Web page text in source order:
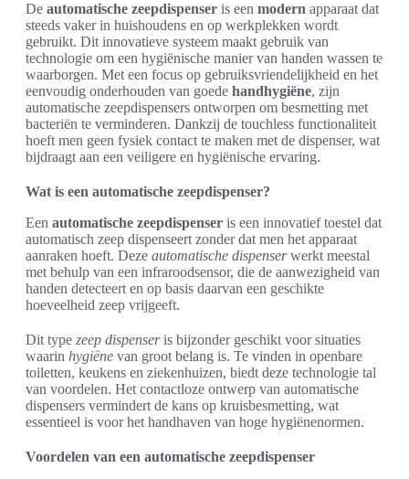
De automatische zeepdispenser is een modern apparaat dat
steeds vaker in huishoudens en op werkplekken wordt
gebruikt. Dit innovatieve systeem maakt gebruik van
technologie om een hygiënische manier van handen wassen te
waarborgen. Met een focus op gebruiksvriendelijkheid en het
eenvoudig onderhouden van goede handhygiëne, zijn
automatische zeepdispensers ontworpen om besmetting met
bacteriën te verminderen. Dankzij de touchless functionaliteit
hoeft men geen fysiek contact te maken met de dispenser, wat
bijdraagt aan een veiligere en hygiënische ervaring.
Wat is een automatische zeepdispenser?
Een automatische zeepdispenser is een innovatief toestel dat
automatisch zeep dispenseert zonder dat men het apparaat
aanraken hoeft. Deze automatische dispenserwerkt meestal
met behulp van een infraroodsensor, die de aanwezigheid van
handen detecteert en op basis daarvan een geschikte
hoeveelheid zeep vrijgeeft.
Dit type zeep dispenseris bijzonder geschikt voor situaties
waarin hygiëne van groot belang is. Te vinden in openbare
toiletten, keukens en ziekenhuizen, biedt deze technologie tal
van voordelen. Het contactloze ontwerp van automatische
dispensers vermindert de kans op kruisbesmetting, wat
essentieel is voor het handhaven van hoge hygiënenormen.
Voordelen van een automatische zeepdispenser